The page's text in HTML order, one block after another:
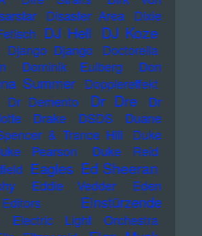
Disaster Area
Dixie
DJ Hell DJ Koze
Django Django
Doctorella
Dominik Eulberg
Don
Summer Dopplereffekt
Dr Demento Dr Dre
Dr
Drake DSDS
Duane
& Trance Hill
Duke
Pearson
Duke Reid
Eagles Ed Sheeran
Eddie Vedder
Eden
Editors
Einstürzende
Electric Light Orchestra